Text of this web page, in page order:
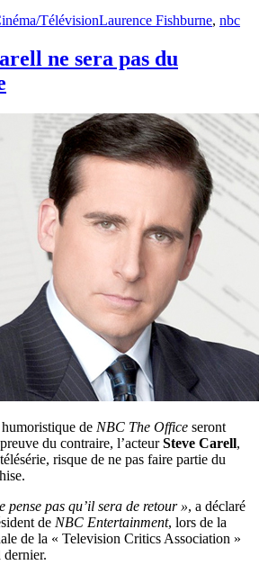
TélévisionÉtiquettes
Laurence Fishburne, nbc
ne sera pas du
de NBC The Office seront
du contraire, l’acteurSteve Carell,
risque de ne pas faire partie du
pense pas qu’il sera de retour », a déclaré
de NBC Entertainment, lors de la
de la « Television Critics Association »